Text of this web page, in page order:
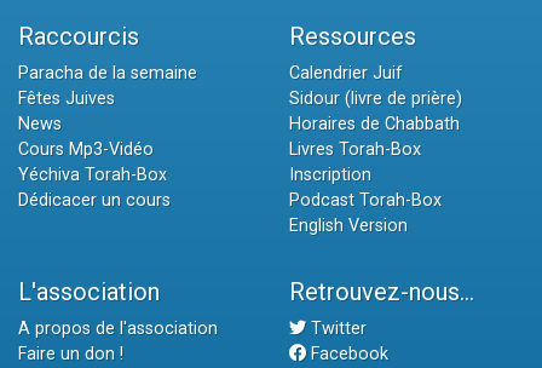
Raccourcis
Paracha de la semaine
Fêtes Juives
News
Cours Mp3-Vidéo
Yéchiva Torah-Box
Dédicacer un cours
Ressources
Calendrier Juif
Sidour (livre de prière)
Horaires de Chabbath
Livres Torah-Box
Inscription
Podcast Torah-Box
English Version
L'association
A propos de l'association
Faire un don !
Retrouvez-nous...
Twitter
Facebook